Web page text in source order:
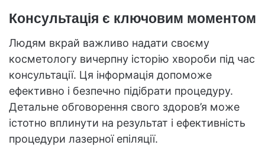
Консультація є ключовим моментом
Людям вкрай важливо надати своєму
косметологу вичерпну історію хвороби під час
консультації. Ця інформація допоможе
ефективно і безпечно підібрати процедуру.
Детальне обговорення свого здоров’я може
істотно вплинути на результат і ефективність
процедури лазерної епіляції.